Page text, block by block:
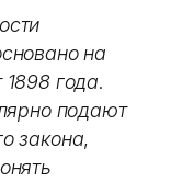
на
1898 года.
подают
закона,